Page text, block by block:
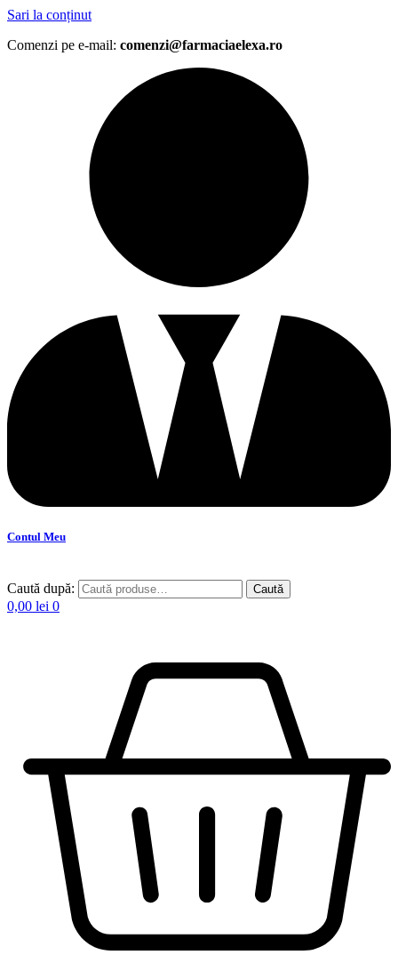
Sari la conținut
Comenzi pe e-mail: comenzi@farmaciaelexa.ro
Contul Meu
Caută după: Caută
0,00 lei 0